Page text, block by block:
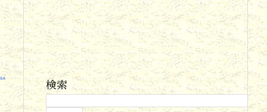
検索